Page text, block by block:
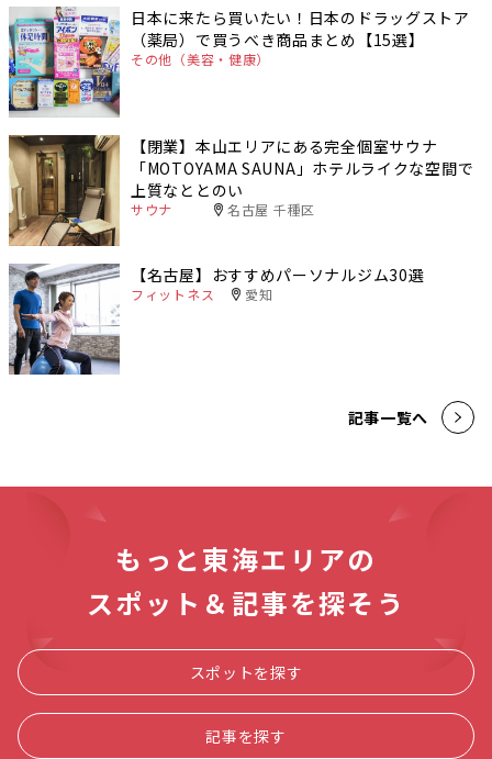
日本に来たら買いたい！日本のドラッグストア
（薬局）で買うべき商品まとめ【15選】
その他（美容・健康）
【閉業】本山エリアにある完全個室サウナ
「MOTOYAMA SAUNA」ホテルライクな空間で
上質なととのい
サウナ 名古屋 千種区
【名古屋】おすすめパーソナルジム30選
フィットネス 愛知
記事一覧へ
もっと東海エリアの
スポット＆記事を探そう
スポットを探す
記事を探す